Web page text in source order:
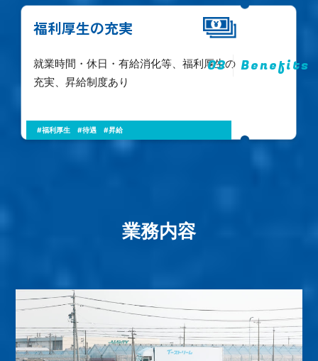
福利厚生の充実
就業時間・休日・有給消化等、福利厚生の
充実、昇給制度あり
#福利厚生 #待遇 #昇給
03 Benefits
業務内容